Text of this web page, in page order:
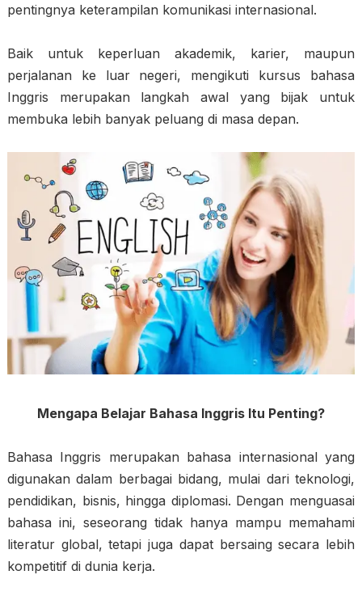
pentingnya keterampilan komunikasi internasional.
Baik untuk keperluan akademik, karier, maupun
perjalanan ke luar negeri, mengikuti kursus bahasa
Inggris merupakan langkah awal yang bijak untuk
membuka lebih banyak peluang di masa depan.
Mengapa Belajar Bahasa Inggris Itu Penting?
Bahasa Inggris merupakan bahasa internasional yang
digunakan dalam berbagai bidang, mulai dari teknologi,
pendidikan, bisnis, hingga diplomasi. Dengan menguasai
bahasa ini, seseorang tidak hanya mampu memahami
literatur global, tetapi juga dapat bersaing secara lebih
kompetitif di dunia kerja.